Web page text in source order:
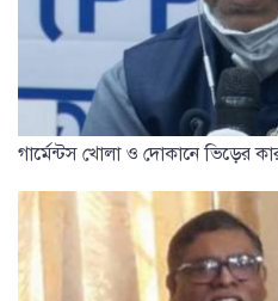
গার্মেন্টস খোলা ও দোকানে ভিড়ের